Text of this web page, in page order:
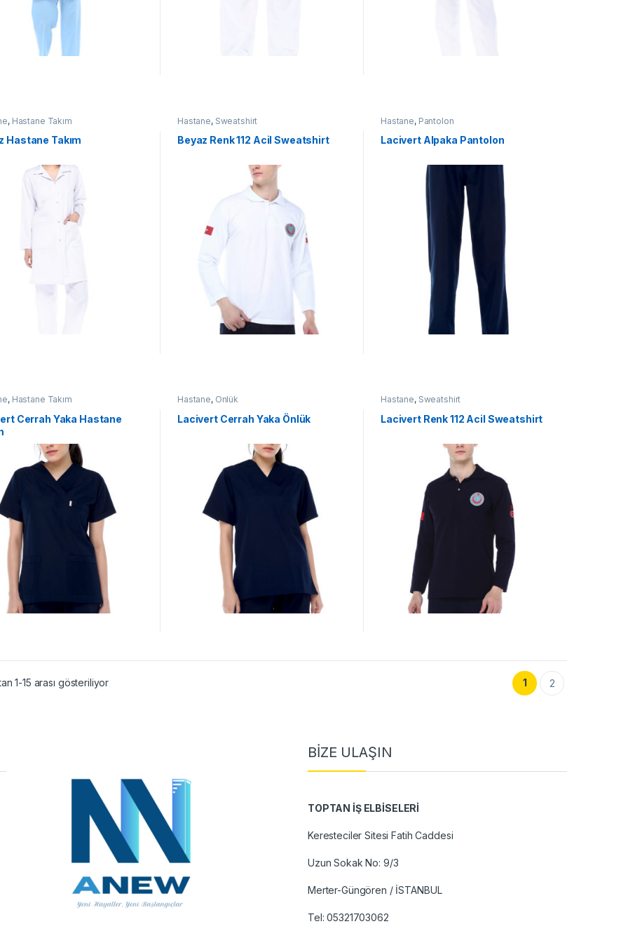
, Hastane Takım
Hastane Takım
Hastane, Sweatshirt
Beyaz Renk 112 Acil Sweatshirt
Hastane, Pantolon
Lacivert Alpaka Pantolon
, Hastane Takım
Cerrah Yaka Hastane
Hastane, Önlük
Lacivert Cerrah Yaka Önlük
Hastane, Sweatshirt
Lacivert Renk 112 Acil Sweatshirt
1-15 arası gösteriliyor 1 2
BİZE ULAŞIN
TOPTAN İŞ ELBİSELERİ
Keresteciler Sitesi Fatih Caddesi
Uzun Sokak No: 9/3
Merter-Güngören / İSTANBUL
Tel:05321703062